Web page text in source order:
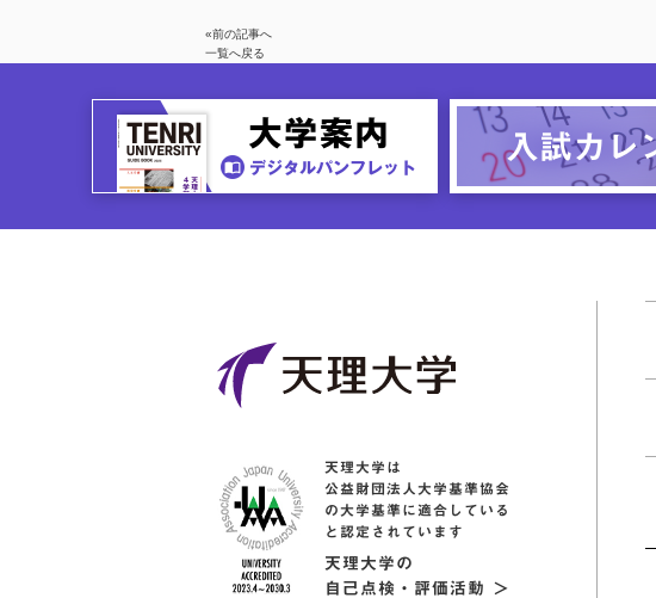
«前の記事へ
一覧へ戻る
天理大学は
公益財団法人大学基準協会
の大学基準に適合している
と認定されています
天理大学の
自己点検・評価活動 ＞